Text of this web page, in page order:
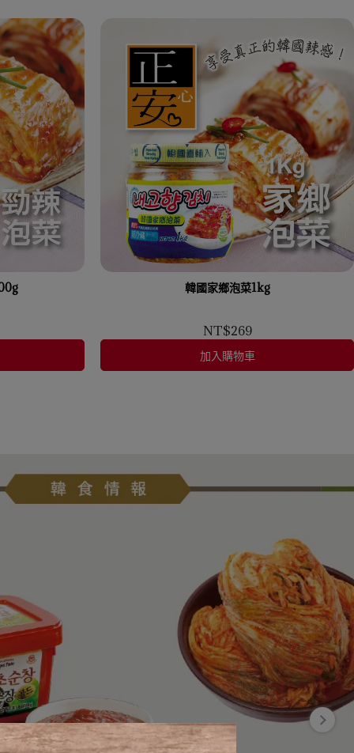
韓國家鄉泡菜1kg
NT$269
加入購物車